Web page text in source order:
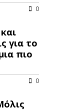
0
για το
πιο
0